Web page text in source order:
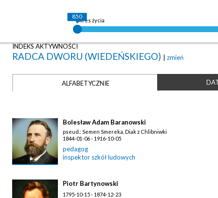
okres życia
850
INDEKS AKTYWNOŚCI
RADCA DWORU (WIEDEŃSKIEGO) | zmień
ALFABETYCZNIE
Bolesław Adam Baranowski
pseud.: Semen Smereka, Diak z Chlibniwki
1844-01-06 - 1916-10-05
pedagog
inspektor szkół ludowych
Piotr Bartynowski
1795-10-15 - 1874-12-23